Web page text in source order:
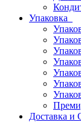
Упаковка
Доставка и